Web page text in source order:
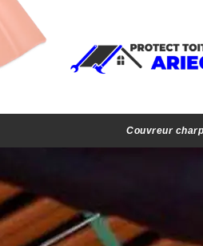
Couvreur